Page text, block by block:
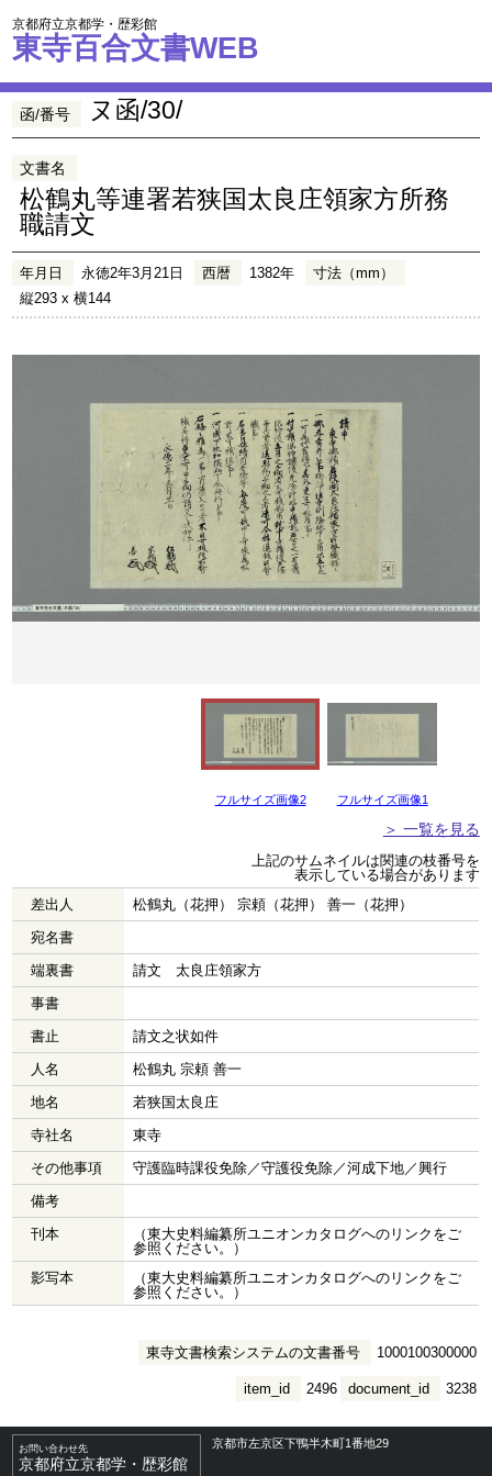
京都府立京都学・歴彩館
東寺百合文書WEB
函/番号 ヌ函/30/
文書名
松鶴丸等連署若狭国太良庄領家方所務
職請文
年月日 永徳2年3月21日 西暦 1382年
寸法（mm）
縦293 x 横144
フルサイズ画像2 フルサイズ画像1
＞ 一覧を見る
上記のサムネイルは関連の枝番号を
表示している場合があります
差出人
松鶴丸（花押） 宗頼（花押） 善一（花押）
宛名書
端裏書
請文 太良庄領家方
事書
書止
請文之状如件
人名
松鶴丸 宗頼 善一
地名
若狭国太良庄
寺社名
東寺
その他事項
守護臨時課役免除／守護役免除／河成下地／興行
備考
刊本
（東大史料編纂所ユニオンカタログへのリンクをご
参照ください。）
影写本
（東大史料編纂所ユニオンカタログへのリンクをご
参照ください。）
東寺文書検索システムの文書番号 1000100300000
document_id 3238
item_id 2496
お問い合わせ先
京都府立京都学・歴彩館
京都市左京区下鴨半木町1番地29